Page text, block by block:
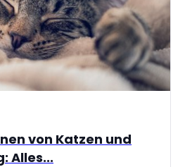
von Katzen und
Alles...